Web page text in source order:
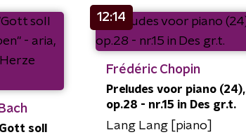
soll
12:14
Frédéric Chopin
Preludes voor piano (24),
op.28 - nr.15 in Des gr.t.
Lang Lang [piano]